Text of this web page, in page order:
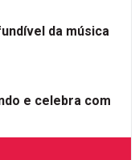
da música
e celebra com